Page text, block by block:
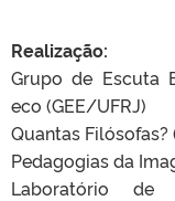
Realização:
Grupo de Escuta
eco (GEE/UFRJ)
Quantas Filósofas?
Pedagogias da
Laboratório de